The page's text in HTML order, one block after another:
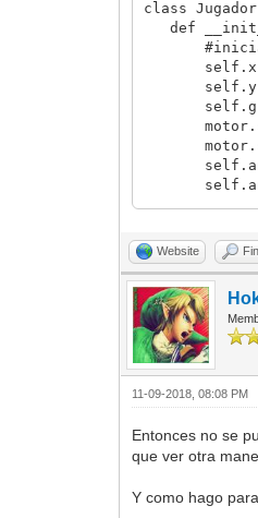
class
def
#iniciar
self.x
self.y =
def
#mover
if
self.x
#cambiar
elif
Website
11-09-2018, 08:08 PM
Entonces no se
que ver otra
Y como hago